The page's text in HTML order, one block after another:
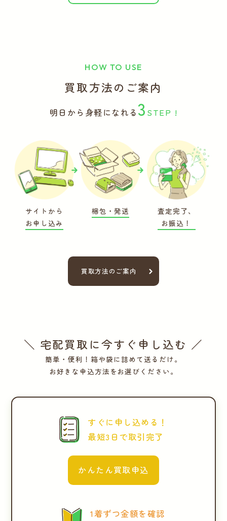
HOW TO USE
買取方法のご案内
明日から身軽になれる 3 STEP !
サイトから
お申し込み
梱包・発送
査定完了、
お振込！
買取方法のご案内
＼ 宅配買取に今すぐ申し込む ／
簡単・便利！箱や袋に詰めて送るだけ。
お好きな申込方法をお選びください。
すぐに申し込める！
最短3日で取引完了
かんたん買取申込
1着ずつ金額を確認